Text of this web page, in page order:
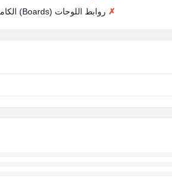
روابط اللوحات (Boards) الكاملة لا تُدعم